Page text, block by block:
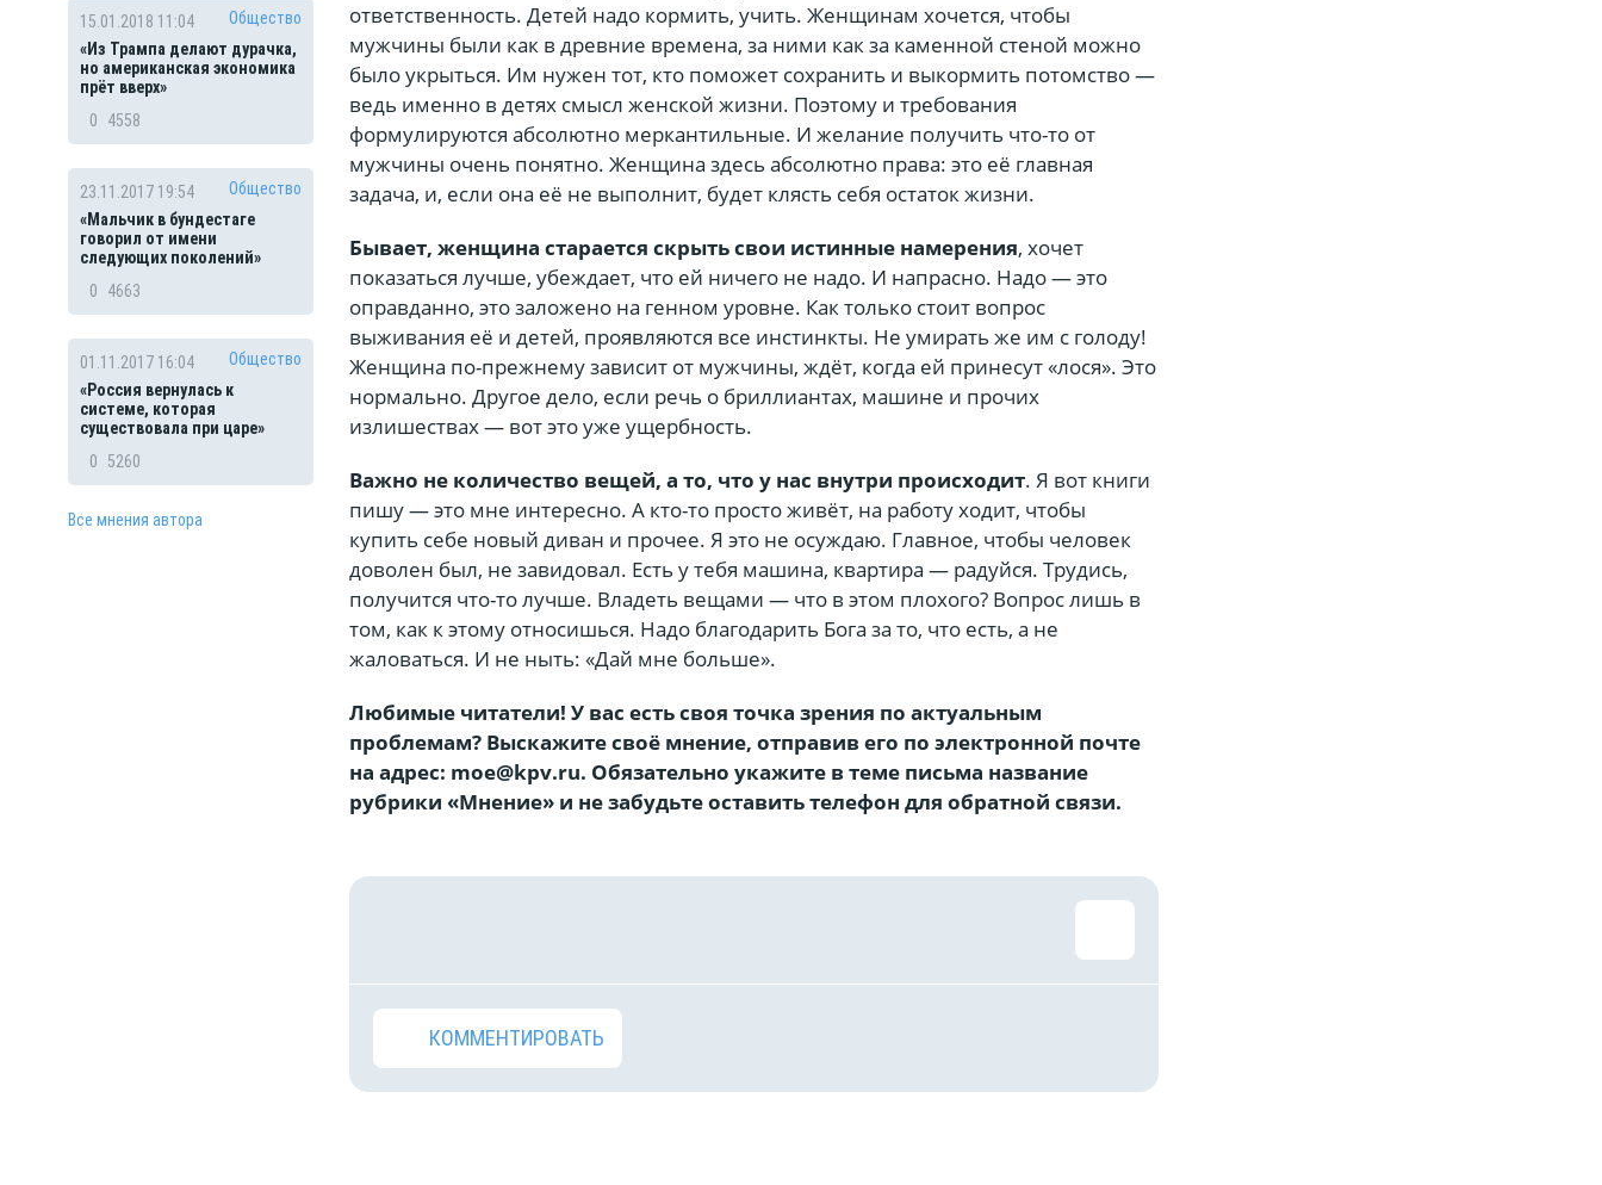
15.01.2018 11:04
Общество
«Из Трампа делают дурачка,
но американская экономика
прёт вверх»
0
4558
23.11.2017 19:54
Общество
«Мальчик в бундестаге
говорил от имени
следующих поколений»
0
4663
01.11.2017 16:04
Общество
«Россия вернулась к
системе, которая
существовала при царе»
0
5260
Все мнения автора
ответственность. Детей надо кормить, учить. Женщинам хочется, чтобы
мужчины были как в древние времена, за ними как за каменной стеной можно
было укрыться. Им нужен тот, кто поможет сохранить и выкормить потомство —
ведь именно в детях смысл женской жизни. Поэтому и требования
формулируются абсолютно меркантильные. И желание получить что-то от
мужчины очень понятно. Женщина здесь абсолютно права: это её главная
задача, и, если она её не выполнит, будет клясть себя остаток жизни.
Бывает, женщина старается скрыть свои истинные намерения, хочет
показаться лучше, убеждает, что ей ничего не надо. И напрасно. Надо — это
оправданно, это заложено на генном уровне. Как только стоит вопрос
выживания её и детей, проявляются все инстинкты. Не умирать же им с голоду!
Женщина по-прежнему зависит от мужчины, ждёт, когда ей принесут «лося». Это
нормально. Другое дело, если речь о бриллиантах, машине и прочих
излишествах — вот это уже ущербность.
Важно не количество вещей, а то, что у нас внутри происходит. Я вот книги
пишу — это мне интересно. А кто-то просто живёт, на работу ходит, чтобы
купить себе новый диван и прочее. Я это не осуждаю. Главное, чтобы человек
доволен был, не завидовал. Есть у тебя машина, квартира — радуйся. Трудись,
получится что-то лучше. Владеть вещами — что в этом плохого? Вопрос лишь в
том, как к этому относишься. Надо благодарить Бога за то, что есть, а не
жаловаться. И не ныть: «Дай мне больше».
Любимые читатели! У вас есть своя точка зрения по актуальным
проблемам? Выскажите своё мнение, отправив его по электронной почте
на адрес: moe@kpv.ru. Обязательно укажите в теме письма название
рубрики «Мнение» и не забудьте оставить телефон для обратной связи.
КОММЕНТИРОВАТЬ